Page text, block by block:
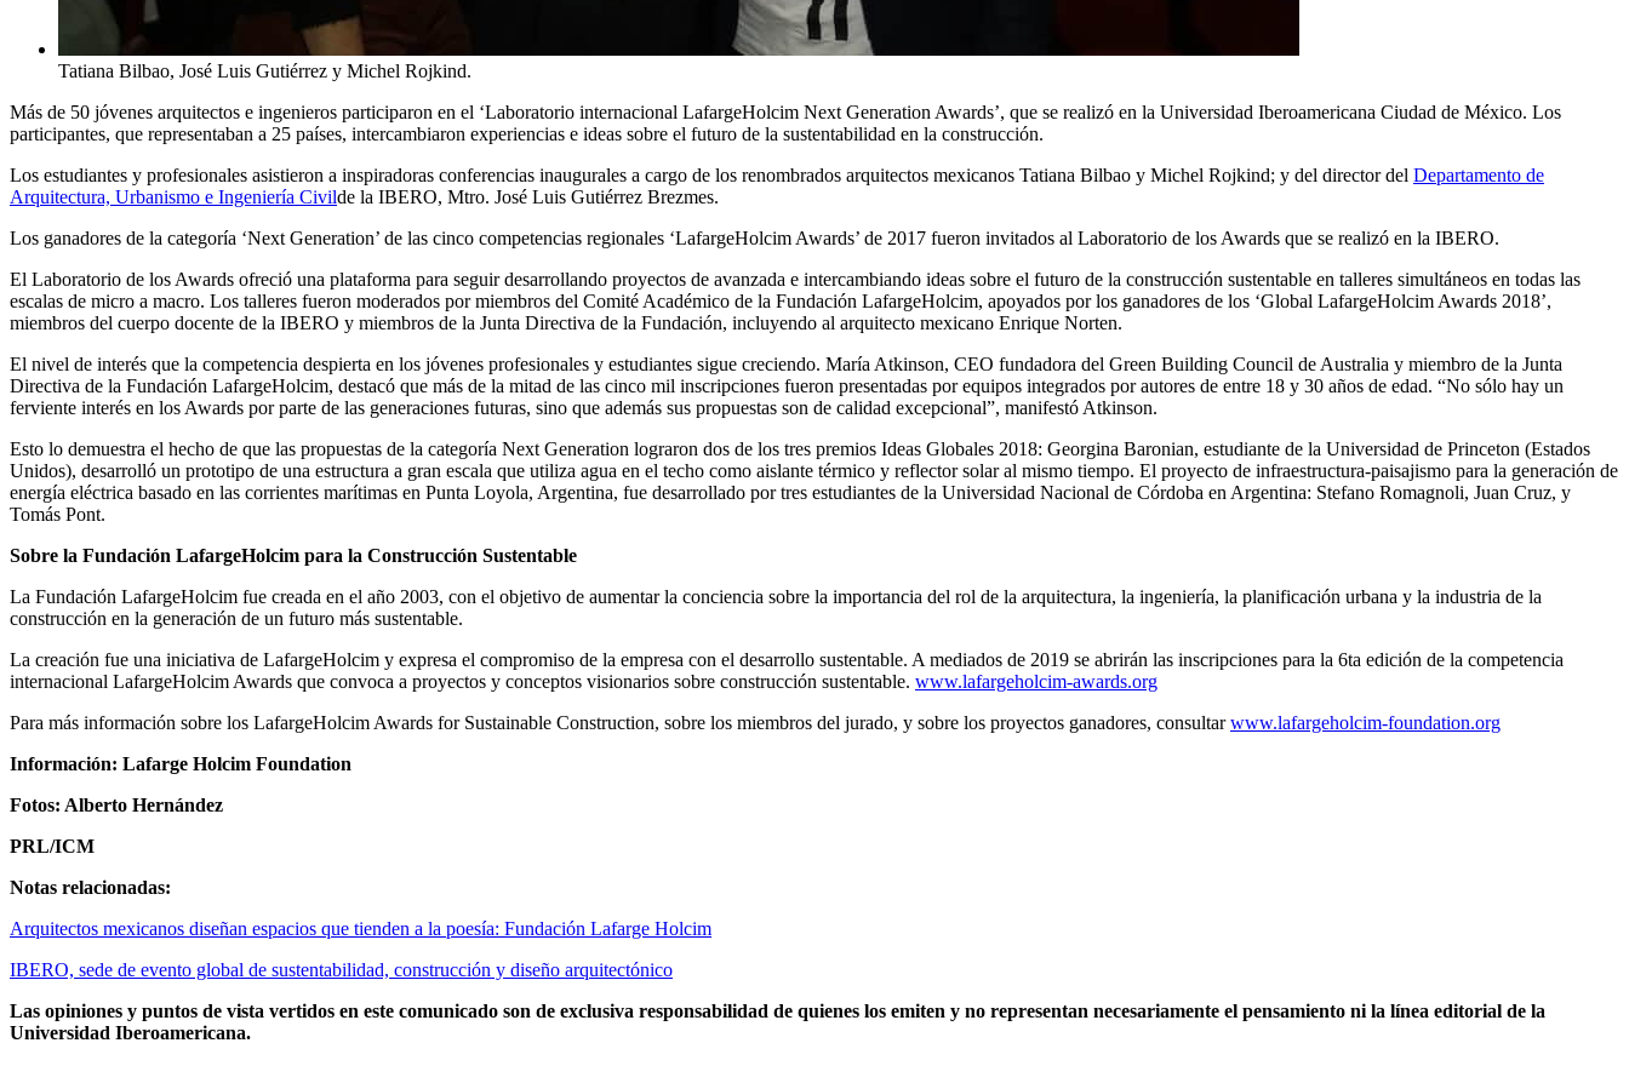
Tatiana Bilbao, José Luis Gutiérrez y Michel Rojkind.
Más de 50 jóvenes arquitectos e ingenieros participaron en el ‘Laboratorio internacional LafargeHolcim Next Generation Awards’, que se realizó en la Universidad Iberoamericana Ciudad de México. Los
participantes, que representaban a 25 países, intercambiaron experiencias e ideas sobre el futuro de la sustentabilidad en la construcción.
Los estudiantes y profesionales asistieron a inspiradoras conferencias inaugurales a cargo de los renombrados arquitectos mexicanos Tatiana Bilbao y Michel Rojkind; y del director del Departamento de
Arquitectura, Urbanismo e Ingeniería Civilde la IBERO, Mtro. José Luis Gutiérrez Brezmes.
Los ganadores de la categoría ‘Next Generation’ de las cinco competencias regionales ‘LafargeHolcim Awards’ de 2017 fueron invitados al Laboratorio de los Awards que se realizó en la IBERO.
El Laboratorio de los Awards ofreció una plataforma para seguir desarrollando proyectos de avanzada e intercambiando ideas sobre el futuro de la construcción sustentable en talleres simultáneos en todas las
escalas de micro a macro. Los talleres fueron moderados por miembros del Comité Académico de la Fundación LafargeHolcim, apoyados por los ganadores de los ‘Global LafargeHolcim Awards 2018’,
miembros del cuerpo docente de la IBERO y miembros de la Junta Directiva de la Fundación, incluyendo al arquitecto mexicano Enrique Norten.
El nivel de interés que la competencia despierta en los jóvenes profesionales y estudiantes sigue creciendo. María Atkinson, CEO fundadora del Green Building Council de Australia y miembro de la Junta
Directiva de la Fundación LafargeHolcim, destacó que más de la mitad de las cinco mil inscripciones fueron presentadas por equipos integrados por autores de entre 18 y 30 años de edad. “No sólo hay un
ferviente interés en los Awards por parte de las generaciones futuras, sino que además sus propuestas son de calidad excepcional”, manifestó Atkinson.
Esto lo demuestra el hecho de que las propuestas de la categoría Next Generation lograron dos de los tres premios Ideas Globales 2018: Georgina Baronian, estudiante de la Universidad de Princeton (Estados
Unidos), desarrolló un prototipo de una estructura a gran escala que utiliza agua en el techo como aislante térmico y reflector solar al mismo tiempo. El proyecto de infraestructura-paisajismo para la generación de
energía eléctrica basado en las corrientes marítimas en Punta Loyola, Argentina, fue desarrollado por tres estudiantes de la Universidad Nacional de Córdoba en Argentina: Stefano Romagnoli, Juan Cruz, y
Tomás Pont.
Sobre la Fundación LafargeHolcim para la Construcción Sustentable
La Fundación LafargeHolcim fue creada en el año 2003, con el objetivo de aumentar la conciencia sobre la importancia del rol de la arquitectura, la ingeniería, la planificación urbana y la industria de la
construcción en la generación de un futuro más sustentable.
La creación fue una iniciativa de LafargeHolcim y expresa el compromiso de la empresa con el desarrollo sustentable. A mediados de 2019 se abrirán las inscripciones para la 6ta edición de la competencia
internacional LafargeHolcim Awards que convoca a proyectos y conceptos visionarios sobre construcción sustentable. www.lafargeholcim-awards.org
Para más información sobre los LafargeHolcim Awards for Sustainable Construction, sobre los miembros del jurado, y sobre los proyectos ganadores, consultarwww.lafargeholcim-foundation.org
Información: Lafarge Holcim Foundation
Fotos: Alberto Hernández
PRL/ICM
Notas relacionadas:
Arquitectos mexicanos diseñan espacios que tienden a la poesía: Fundación Lafarge Holcim
IBERO, sede de evento global de sustentabilidad, construcción y diseño arquitectónico
Las opiniones y puntos de vista vertidos en este comunicado son de exclusiva responsabilidad de quienes los emiten y no representan necesariamente el pensamiento ni la línea editorial de la
Universidad Iberoamericana.